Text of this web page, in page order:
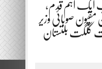
ایک اہم قدم،
مقپون صوبائی وزیر
گلگت بلتستان